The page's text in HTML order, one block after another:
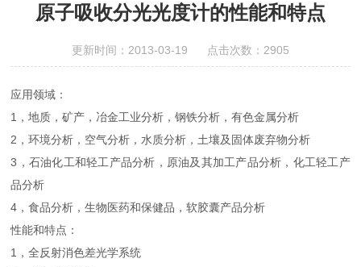
原子吸收分光光度计的性能和特点
更新时间：2013-03-19 点击次数：2905
应用领域：
1，地质，矿产，冶金工业分析，钢铁分析，有色金属分析
2，环境分析，空气分析，水质分析，土壤及固体废弃物分析
3，石油化工和轻工产品分析，原油及其加工产品分析，化工轻工产
品分析
4，食品分析，生物医药和保健品，软胶囊产品分析
性能和特点：
1，全反射消色差光学系统